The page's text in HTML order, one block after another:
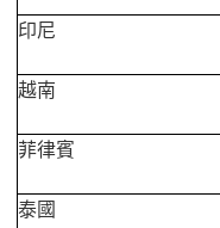
印尼
越南
菲律賓
泰國